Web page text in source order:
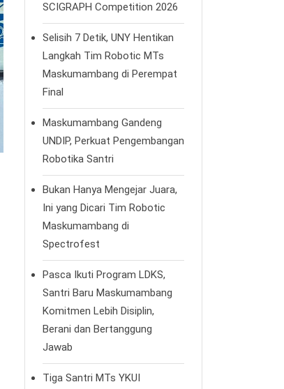
SCIGRAPH Competition 2026
Selisih 7 Detik, UNY Hentikan
Langkah Tim Robotic MTs
Maskumambang di Perempat
Final
Maskumambang Gandeng
UNDIP, Perkuat Pengembangan
Robotika Santri
Bukan Hanya Mengejar Juara,
Ini yang Dicari Tim Robotic
Maskumambang di
Spectrofest
Pasca Ikuti Program LDKS,
Santri Baru Maskumambang
Komitmen Lebih Disiplin,
Berani dan Bertanggung
Jawab
Tiga Santri MTs YKUI